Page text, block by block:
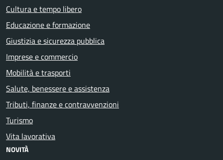
Cultura e tempo libero
Educazione e formazione
Giustizia e sicurezza pubblica
Imprese e commercio
Mobilità e trasporti
Salute, benessere e assistenza
Tributi, finanze e contravvenzioni
Turismo
Vita lavorativa
NOVITÀ